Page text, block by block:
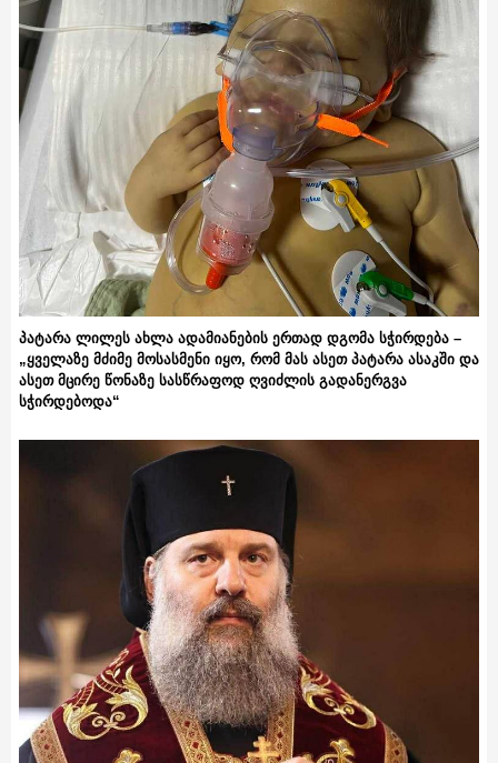
პატარა ლილეს ახლა ადამიანების ერთად დგომა სჭირდება –
„ყველაზე მძიმე მოსასმენი იყო, რომ მას ასეთ პატარა ასაკში და
ასეთ მცირე წონაზე სასწრაფოდ ღვიძლის გადანერგვა
სჭირდებოდა“